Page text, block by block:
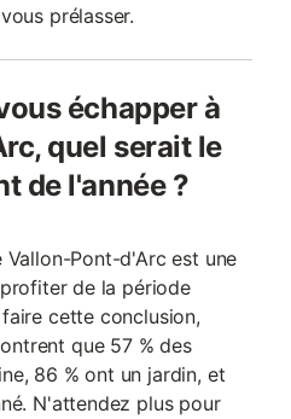
prélasser.
échapper à
quel serait le
de l'année ?
Pont-d'Arc est une
de la période
cette conclusion,
que 57 % des
86 % ont un jardin, et
N'attendez plus pour